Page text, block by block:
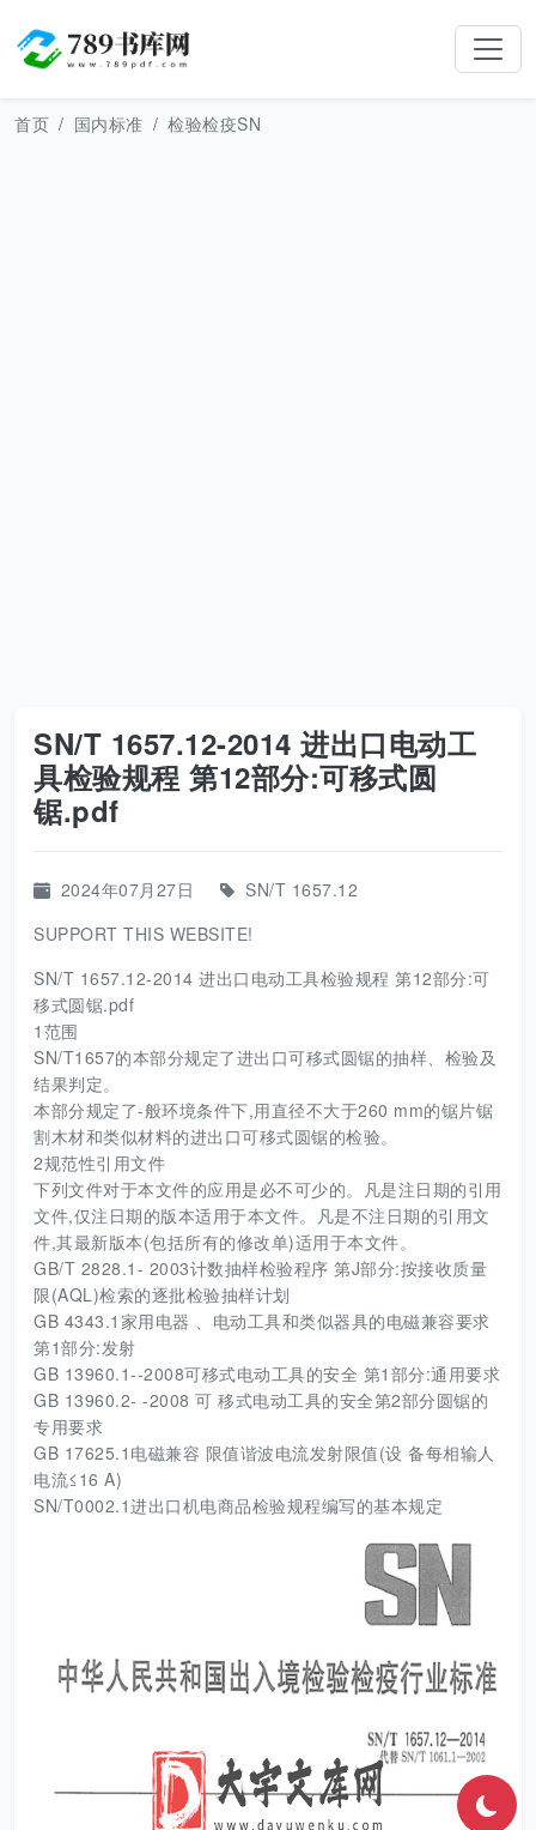
首页 国内标准 检验检疫SN
SN/T 1657.12-2014 进出口电动工
具检验规程 第12部分:可移式圆
锯.pdf
2024年07月27日
SN/T 1657.12
SUPPORT THIS WEBSITE!
SN/T 1657.12-2014 进出口电动工具检验规程 第12部分:可
移式圆锯.pdf
1范围
SN/T1657的本部分规定了进出口可移式圆锯的抽样、检验及
结果判定。
本部分规定了-般环境条件下,用直径不大于260 mm的锯片锯
割木材和类似材料的进出口可移式圆锯的检验。
2规范性引用文件
下列文件对于本文件的应用是必不可少的。凡是注日期的引用
文件,仅注日期的版本适用于本文件。凡是不注日期的引用文
件,其最新版本(包括所有的修改单)适用于本文件。
GB/T 2828.1- 2003计数抽样检验程序 第J部分:按接收质量
限(AQL)检索的逐批检验抽样计划
GB 4343.1家用电器 、电动工具和类似器具的电磁兼容要求
第1部分:发射
GB 13960.1--2008可移式电动工具的安全 第1部分:通用要求
GB 13960.2- -2008 可 移式电动工具的安全第2部分圆锯的
专用要求
GB 17625.1电磁兼容 限值谐波电流发射限值(设 备每相输人
电流≤16 A)
SN/T0002.1进出口机电商品检验规程编写的基本规定